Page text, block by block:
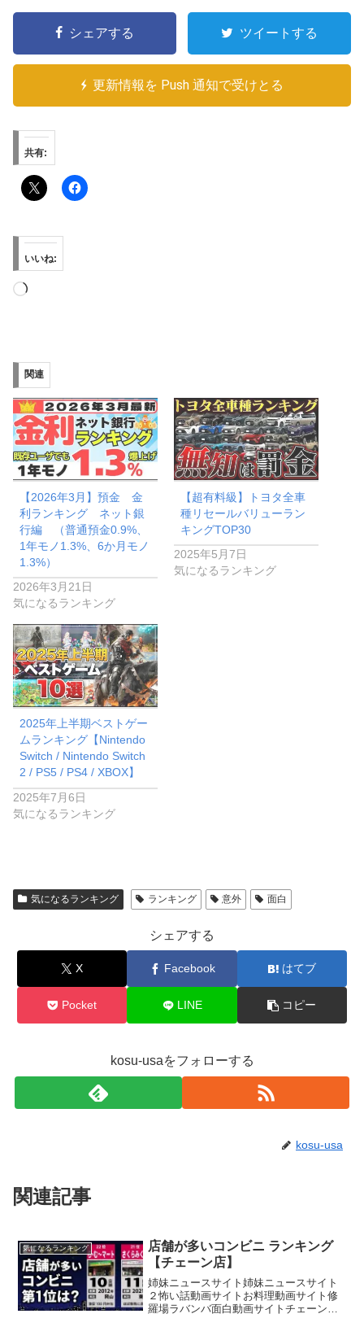
シェアする ツイートする
更新情報を Push 通知で受けとる
共有:
いいね:
読
み
中…
関連
【2026年3月】預金 金
利ランキング ネット銀
行編 （普通預金0.9%、
1年モノ1.3%、6か月モノ
1.3%）
2026年3月21日
気になるランキング
【超有料級】トヨタ全車
種リセールバリューラン
キングTOP30
2025年5月7日
気になるランキング
2025年上半期ベストゲー
ムランキング【Nintendo
Switch / Nintendo Switch
2 / PS5 / PS4 / XBOX】
2025年7月6日
気になるランキング
気になるランキング ランキング 意外 面白
シェアする
X Facebook はてブ
Pocket LINE コピー
kosu-usaをフォローする
kosu-usa
関連記事
気になるランキング
店舗が多いコンビニ ランキング
【チェーン店】
姉妹ニュースサイト姉妹ニュースサイト
２怖い話動画サイトお料理動画サイト修
羅場ラバンバ面白動画サイトチェーン展